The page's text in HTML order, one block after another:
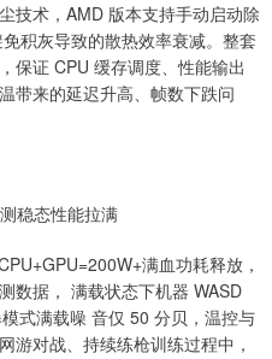
技术，AMD 版本支持手动启动除
积灰导致的散热效率衰减。整套
保证 CPU 缓存调度、性能输出
带来的延迟升高、帧数下跌问
稳态性能拉满
满血功耗释放，
数据， 满载状态下机器 WASD
式满载噪 音仅 50 分贝，温控与
游对战、持续练枪训练过程中，